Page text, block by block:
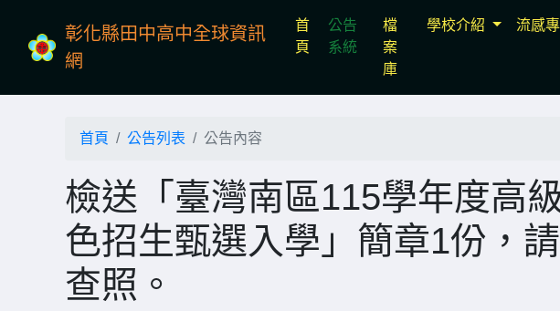
彰化縣田中高中全球資訊
網
首
頁 (current)
公告
系統
檔
案
庫
學校介紹 流感
首頁 公告列表 公告內容
檢送「臺灣南區115學年度高
色招生甄選入學」簡章1份，
查照。